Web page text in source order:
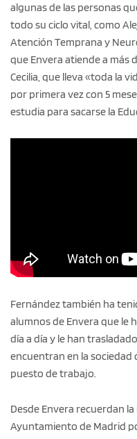
algunas de las personas
todo su ciclo vital, como
Atención Temprana y
que Envera atiende a más
Cecilia, que lleva «toda la
por primera vez con 5
estudia para sacarse la
Fernández también ha
alumnos de Envera que le
día a día y le han
encuentran en la sociedad
puesto de trabajo.
Desde Envera recuerdan
Ayuntamiento de Madrid